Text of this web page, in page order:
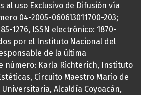
al uso Exclusivo de Difusión vía
04-2005-060613011700-203;
1276, ISSN electrónico: 1870-
por el Instituto Nacional del
de la última
número: Karla Richterich, Instituto
Circuito Maestro Mario de
Alcaldía Coyoacán,